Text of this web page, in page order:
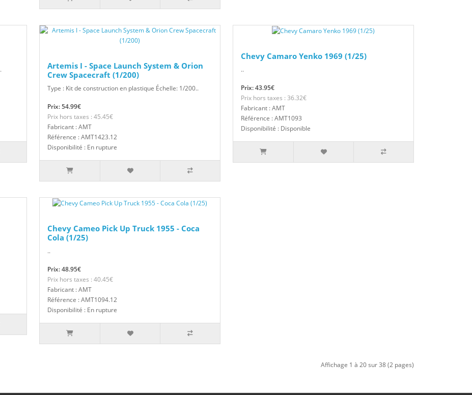
Artemis I - Space Launch System & Orion
Crew Spacecraft (1/200)
Type : Kit de construction en plastique Échelle: 1/200..
Prix: 54.99€
Prix hors taxes : 45.45€
Fabricant : AMT
Référence : AMT1423.12
Disponibilité : En rupture
Chevy Camaro Yenko 1969 (1/25)
..
Prix: 43.95€
Prix hors taxes : 36.32€
Fabricant : AMT
Référence : AMT1093
Disponibilité : Disponible
Chevy Cameo Pick Up Truck 1955 - Coca
Cola (1/25)
..
Prix: 48.95€
Prix hors taxes : 40.45€
Fabricant : AMT
Référence : AMT1094.12
Disponibilité : En rupture
Affichage 1 à 20 sur 38 (2 pages)